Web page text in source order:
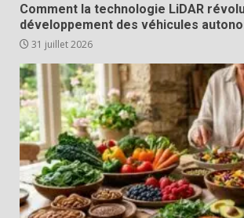
Comment la technologie LiDAR
développement des véhicules
31 juillet 2026